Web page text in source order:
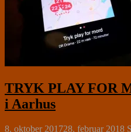
TRYK PLAY FOR
i Aarhus
8. oktober 201728. februar 2018